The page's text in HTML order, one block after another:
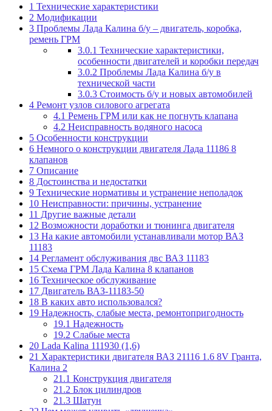
1 Технические характеристики
2 Модификации
3 Проблемы Лада Калина б/у – двигатель, коробка,
ремень ГРМ
3.0.1 Технические характеристики,
особенности двигателей и коробки передач
3.0.2 Проблемы Лада Калина б/у в
технической части
3.0.3 Стоимость б/у и новых автомобилей
4 Ремонт узлов силового агрегата
4.1 Ремень ГРМ или как не погнуть клапана
4.2 Неисправность водяного насоса
5 Особенности конструкции
6 Немного о конструкции двигателя Лада 11186 8
клапанов
7 Описание
8 Достоинства и недостатки
9 Технические нормативы и устранение неполадок
10 Неисправности: причины, устранение
11 Другие важные детали
12 Возможности доработки и тюнинга двигателя
13 На какие автомобили устанавливали мотор ВАЗ
11183
14 Регламент обслуживания двс ВАЗ 11183
15 Схема ГРМ Лада Калина 8 клапанов
16 Техническое обслуживание
17 Двигатель ВАЗ-11183-50
18 В каких авто использовался?
19 Надежность, слабые места, ремонтопригодность
19.1 Надежность
19.2 Слабые места
20 Lada Kalina 111930 (1,6)
21 Характеристики двигателя ВАЗ 21116 1.6 8V Гранта,
Калина 2
21.1 Конструкция двигателя
21.2 Блок цилиндров
21.3 Шатун